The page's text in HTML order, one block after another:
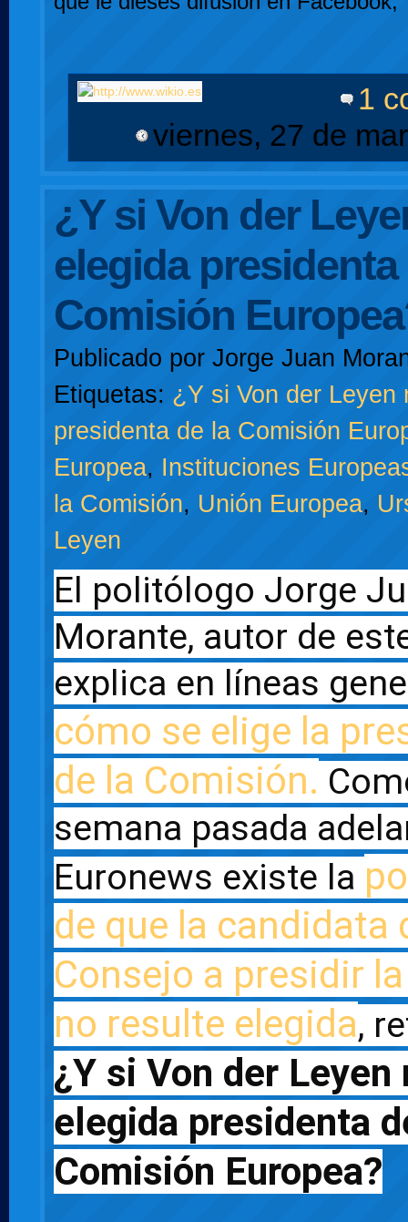
1
viernes, 27 de
¿Y si Von der
elegida presidenta
Comisión
Publicado por Jorge Juan
Etiquetas: ¿Y si Von der Leyen
presidenta de la Comisión
Europea, Instituciones
la Comisión, Unión Europea,
Leyen
El politólogo Jorge
Morante, autor de
cómo se elige la
de la Comisión.
semana pasada
Euronews existe la
de que la candidata
Consejo a presidir
no resulte elegida
¿Y si Von der Leyen
elegida presidenta
Comisión Europea?